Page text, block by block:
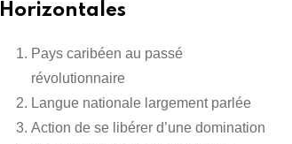
Horizontales
Pays caribéen au passé
révolutionnaire
Langue nationale largement parlée
Action de se libérer d’une domination